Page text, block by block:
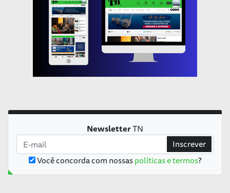
NewsletterTN
Você concorda com nossaspolíticas e termos?
Inscrever